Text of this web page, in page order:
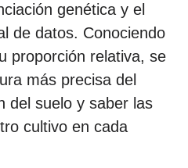
genética y el
de datos. Conociendo
proporción relativa, se
más precisa del
del suelo y saber las
cultivo en cada